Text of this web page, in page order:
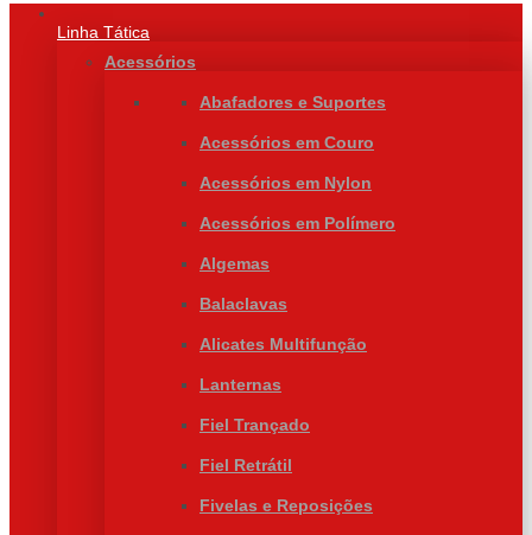
Linha Tática
Acessórios
Abafadores e Suportes
Acessórios em Couro
Acessórios em Nylon
Acessórios em Polímero
Algemas
Balaclavas
Alicates Multifunção
Lanternas
Fiel Trançado
Fiel Retrátil
Fivelas e Reposições